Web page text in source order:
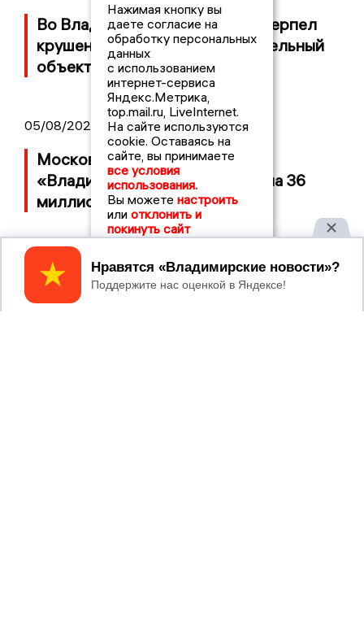
Во Владимирской области потерпел
крушение неопознанный летательный
объект
05/08/2026 08:30
Московский ЧОП подал иск к
«Владимирскому стандарту» на 36
миллионов рублей
04/08/2026 15:40
Дело застройщика ЖК «Поколение»
Нажимая кнопку вы
даете согласие на
обработку персональных
данных
с использованием
интернет-сервиса
Яндекс.Метрика,
top.mail.ru, LiveInternet.
На сайте используются
cookie. Оставаясь на
сайте, вы принимаете
все условия
использования.
Вы можете настроить
или отклонить и
покинуть сайт
Принять